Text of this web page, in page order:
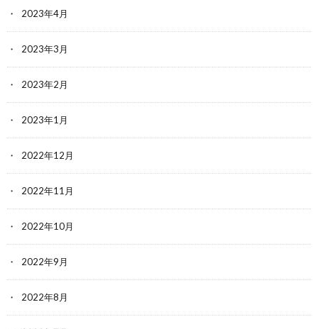
2023年4月
2023年3月
2023年2月
2023年1月
2022年12月
2022年11月
2022年10月
2022年9月
2022年8月